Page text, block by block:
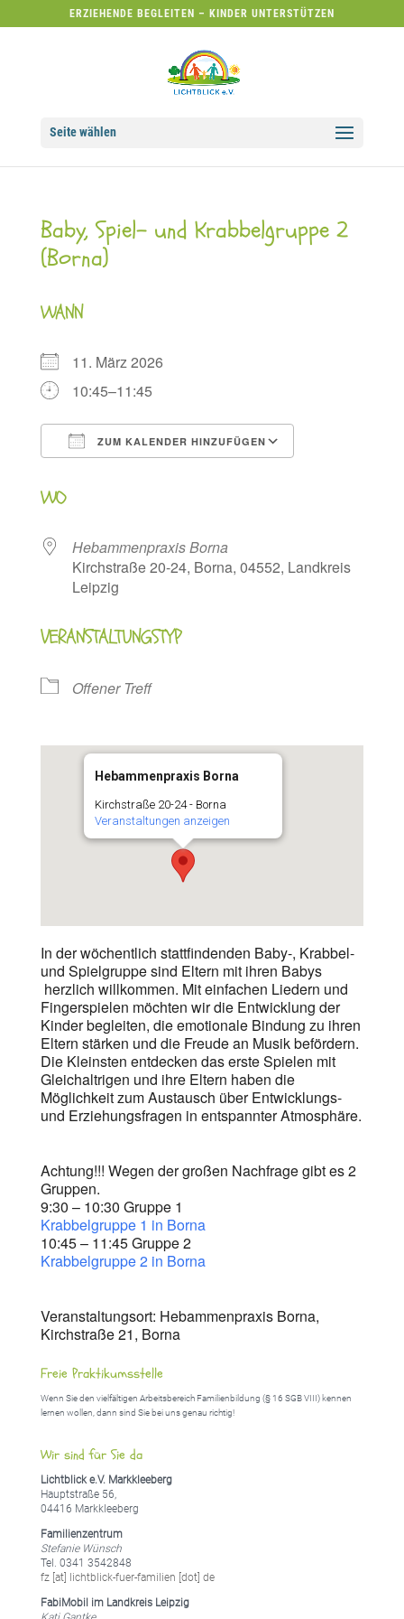
ERZIEHENDE BEGLEITEN – KINDER UNTERSTÜTZEN
Seite wählen
Baby, Spiel- und Krabbelgruppe 2
(Borna)
WANN
11. März 2026
10:45–11:45
ZUM KALENDER HINZUFÜGEN
WO
Hebammenpraxis Borna
Kirchstraße 20-24, Borna, 04552, Landkreis
Leipzig
VERANSTALTUNGSTYP
Offener Treff
Hebammenpraxis Borna
Kirchstraße 20-24 - Borna
Veranstaltungen anzeigen
In der wöchentlich stattfindenden Baby-, Krabbel-
und Spielgruppe sind Eltern mit ihren Babys
herzlich willkommen. Mit einfachen Liedern und
Fingerspielen möchten wir die Entwicklung der
Kinder begleiten, die emotionale Bindung zu ihren
Eltern stärken und die Freude an Musik befördern.
Die Kleinsten entdecken das erste Spielen mit
Gleichaltrigen und ihre Eltern haben die
Möglichkeit zum Austausch über Entwicklungs-
und Erziehungsfragen in entspannter Atmosphäre.
Achtung!!! Wegen der großen Nachfrage gibt es 2
Gruppen.
9:30 – 10:30 Gruppe 1
Krabbelgruppe 1 in Borna
10:45 – 11:45 Gruppe 2
Krabbelgruppe 2 in Borna
Veranstaltungsort: Hebammenpraxis Borna,
Kirchstraße 21, Borna
Freie Praktikumsstelle
Wenn Sie den vielfältigen Arbeitsbereich Familienbildung (§ 16 SGB VIII) kennen
lernen wollen, dann sind Sie bei uns genau richtig!
Wir sind für Sie da
Lichtblick e.V. Markkleeberg
Hauptstraße 56,
04416 Markkleeberg
Familienzentrum
Stefanie Wünsch
Tel. 0341 3542848
fz [at] lichtblick-fuer-familien [dot] de
FabiMobil im Landkreis Leipzig